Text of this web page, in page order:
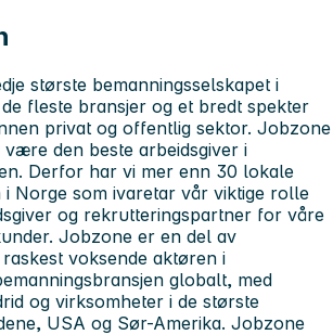
største bemanningsselskapet i
fleste bransjer og et bredt spekter
privat og offentlig sektor. Jobzone
den beste arbeidsgiver i
Derfor har vi mer enn 30 lokale
Norge som ivaretar vår viktige rolle
og rekrutteringspartner for våre
Jobzone er en del av
voksende aktøren i
globalt, med
og virksomheter i de største
USA og Sør-Amerika. Jobzone